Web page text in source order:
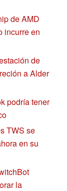
de AMD
incurre en
de
a Alder
podría tener
TWS se
en su
la